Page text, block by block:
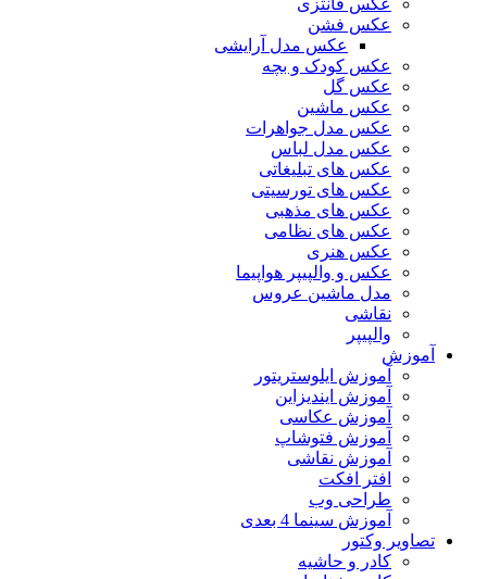
عکس فانتزی
عکس فشن
عکس مدل آرایشی
عکس کودک و بچه
عکس گل
عکس ماشین
عکس مدل جواهرات
عکس مدل لباس
عکس های تبلیغاتی
عکس های تورسیتی
عکس های مذهبی
عکس های نظامی
عکس هنری
عکس و والپیپر هواپیما
مدل ماشین عروس
نقاشی
والپیپر
آموزش
آموزش ایلوستریتور
آموزش ایندیزاین
آموزش عکاسی
آموزش فتوشاپ
آموزش نقاشی
افتر افکت
طراحی وب
آموزش سینما 4 بعدی
تصاویر وکتور
کادر و حاشیه